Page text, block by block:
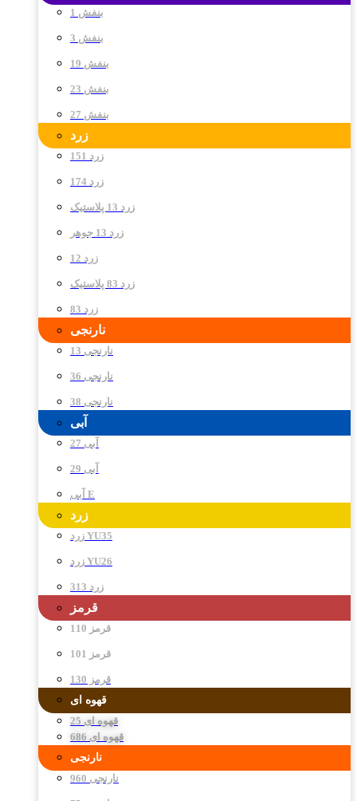
بنفش 1
بنفش 3
بنفش 19
بنفش 23
بنفش 27
زرد
زرد 151
زرد 174
زرد 13 پلاستیک
زرد 13 جوهر
زرد 12
زرد 83 پلاستیک
زرد 83
نارنجی
نارنجی 13
نارنجی 36
نارنجی 38
آبی
آبی 27
آبی 29
آبی E
زرد
زرد YU35
زرد YU26
زرد 313
قرمز
قرمز 110
قرمز 101
قرمز 130
قهوه ای
قهوه ای 25
قهوه ای 686
نارنجی
نارنجی 960